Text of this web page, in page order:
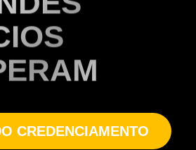
CREDENCIAMENTO